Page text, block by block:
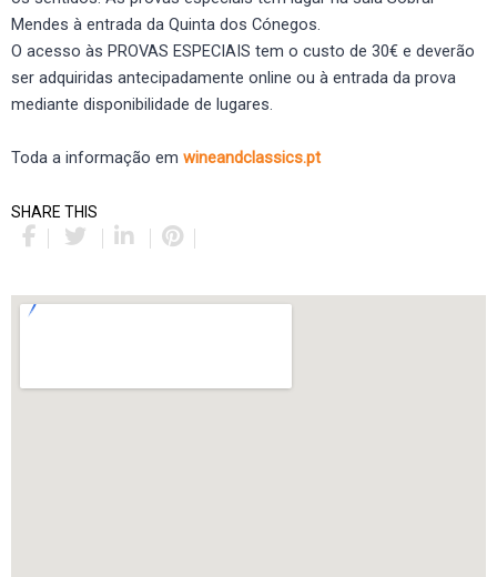
Mendes à entrada da Quinta dos Cónegos.
O acesso às PROVAS ESPECIAIS tem o custo de 30€ e deverão
ser adquiridas antecipadamente online ou à entrada da prova
mediante disponibilidade de lugares.
Toda a informação em wineandclassics.pt
SHARE THIS